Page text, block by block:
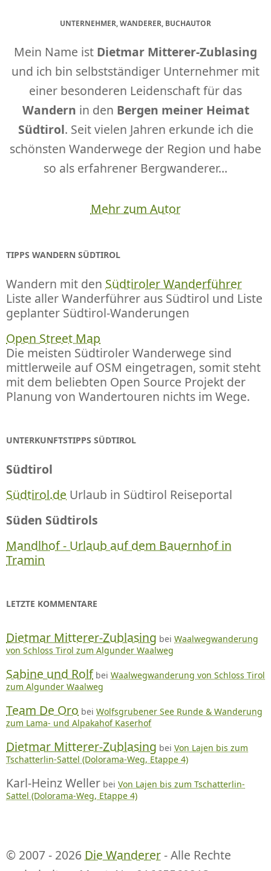
UNTERNEHMER, WANDERER, BUCHAUTOR
Mein Name ist Dietmar Mitterer-Zublasing
und ich bin selbstständiger Unternehmer mit
einer besonderen Leidenschaft für das
Wandern in den Bergen meiner Heimat
Südtirol. Seit vielen Jahren erkunde ich die
schönsten Wanderwege der Region und habe
so als erfahrener Bergwanderer...
Mehr zum Autor
TIPPS WANDERN SÜDTIROL
Wandern mit den Südtiroler Wanderführer
Liste aller Wanderführer aus Südtirol und Liste
geplanter Südtirol-Wanderungen
Open Street Map
Die meisten Südtiroler Wanderwege sind
mittlerweile auf OSM eingetragen, somit steht
mit dem beliebten Open Source Projekt der
Planung von Wandertouren nichts im Wege.
UNTERKUNFTSTIPPS SÜDTIROL
Südtirol
Südtirol.de Urlaub in Südtirol Reiseportal
Süden Südtirols
Mandlhof - Urlaub auf dem Bauernhof in
Tramin
LETZTE KOMMENTARE
Dietmar Mitterer-Zublasing bei Waalwegwanderung
von Schloss Tirol zum Algunder Waalweg
Sabine und Rolf bei Waalwegwanderung von Schloss Tirol
zum Algunder Waalweg
Team De Oro bei Wolfsgrubener See Runde & Wanderung
zum Lama- und Alpakahof Kaserhof
Dietmar Mitterer-Zublasing bei Von Lajen bis zum
Tschatterlin-Sattel (Dolorama-Weg, Etappe 4)
Karl-Heinz Weller bei Von Lajen bis zum Tschatterlin-
Sattel (Dolorama-Weg, Etappe 4)
© 2007 - 2026 Die Wanderer- Alle Rechte